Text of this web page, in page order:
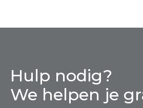
Hulp nodig?
We helpen je